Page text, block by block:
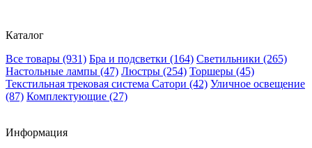
Каталог
Все товары (931) Бра и подсветки (164) Светильники (265)
Настольные лампы (47) Люстры (254) Торшеры (45)
Текстильная трековая система Сатори (42) Уличное освещение
(87) Комплектующие (27)
Информация